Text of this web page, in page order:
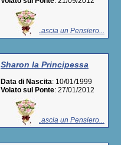
Lascia un Pensiero...
Sharon la Principessa
Data di Nascita: 10/01/1999
Volato sul Ponte: 27/01/2012
Lascia un Pensiero...